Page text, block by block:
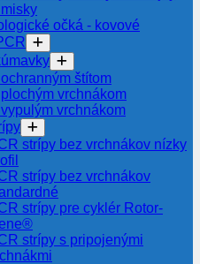
očká - kovové
štítom
vrchnákom
vrchnákom
strípy bez vrchnákov nízky
strípy bez vrchnákov
strípy pre cyklér Rotor-
strípy s pripojenými